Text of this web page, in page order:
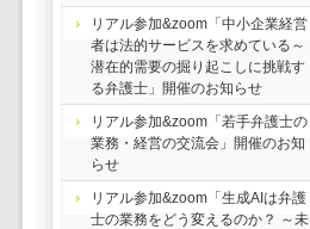
リアル参加&zoom「中小企業経営
者は法的サービスを求めている～
潜在的需要の掘り起こしに挑戦す
る弁護士」開催のお知らせ
リアル参加&zoom「若手弁護士の
業務・経営の交流会」開催のお知
らせ
リアル参加&zoom「生成AIは弁護
士の業務をどう変えるのか？ ～未